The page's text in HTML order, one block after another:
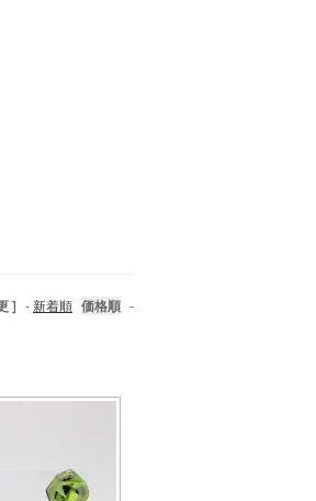
] -新着順 価格順 -